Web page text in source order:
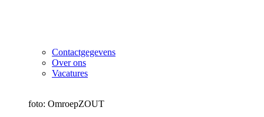
Contactgegevens
Over ons
Vacatures
foto: OmroepZOUT